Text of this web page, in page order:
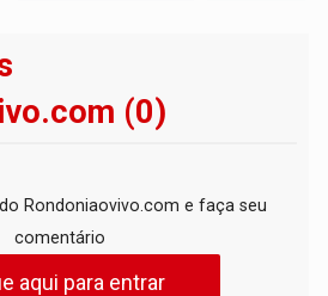
(0)
Rondoniaovivo.com e faça seu
comentário
aqui para entrar